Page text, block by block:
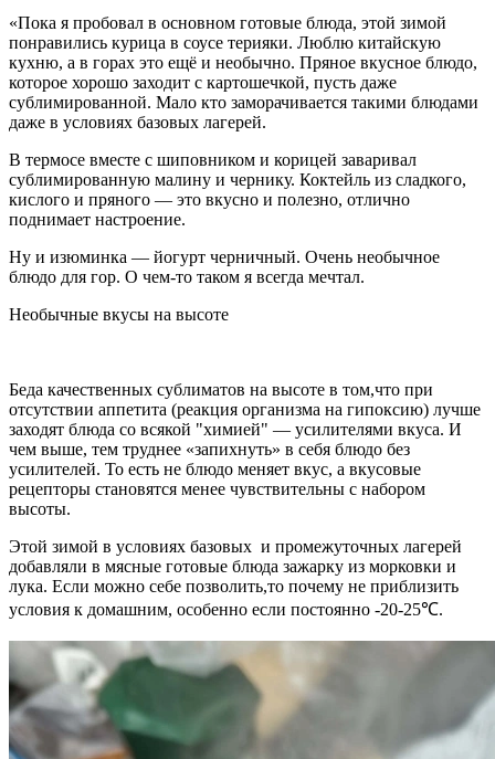
«Пока я пробовал в основном готовые блюда, этой зимой
понравились курица в соусе терияки. Люблю китайскую
кухню, а в горах это ещё и необычно. Пряное вкусное блюдо,
которое хорошо заходит с картошечкой, пусть даже
сублимированной. Мало кто заморачивается такими блюдами
даже в условиях базовых лагерей.
В термосе вместе с шиповником и корицей заваривал
сублимированную малину и чернику. Коктейль из сладкого,
кислого и пряного — это вкусно и полезно, отлично
поднимает настроение.
Ну и изюминка — йогурт черничный. Очень необычное
блюдо для гор. О чем-то таком я всегда мечтал.
Необычные вкусы на высоте
Беда качественных сублиматов на высоте в том,что при
отсутствии аппетита (реакция организма на гипоксию) лучше
заходят блюда со всякой "химией" — усилителями вкуса. И
чем выше, тем труднее «запихнуть» в себя блюдо без
усилителей. То есть не блюдо меняет вкус, а вкусовые
рецепторы становятся менее чувствительны с набором
высоты.
Этой зимой в условиях базовых и промежуточных лагерей
добавляли в мясные готовые блюда зажарку из морковки и
лука. Если можно себе позволить,то почему не приблизить
условия к домашним, особенно если постоянно -20-25℃.